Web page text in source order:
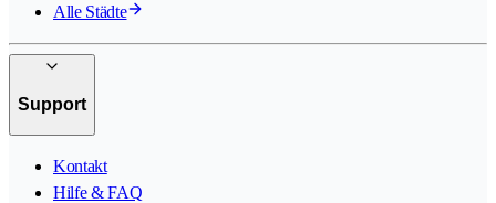
Alle Städte
Support
Kontakt
Hilfe & FAQ